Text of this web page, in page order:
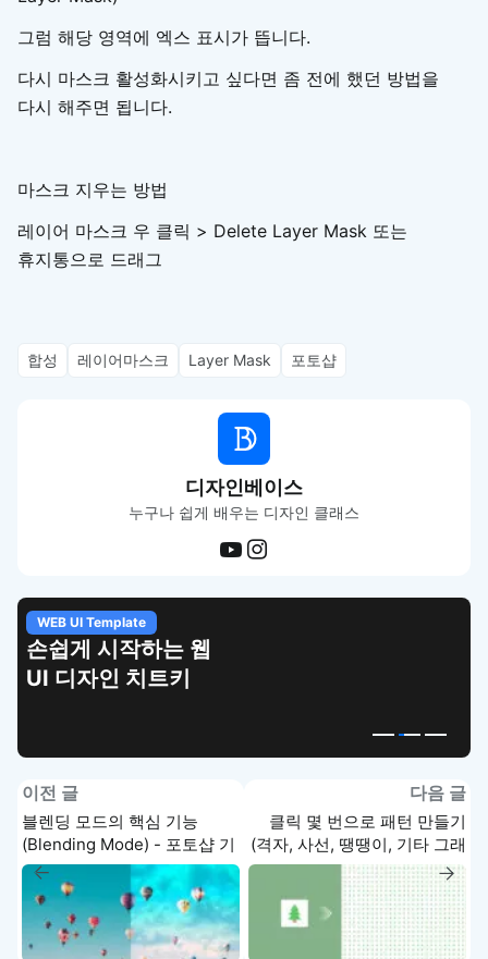
그럼 해당 영역에 엑스 표시가 뜹니다.
다시 마스크 활성화시키고 싶다면 좀 전에 했던 방법을
다시 해주면 됩니다.
마스크 지우는 방법
레이어 마스크 우 클릭 > Delete Layer Mask 또는
휴지통으로 드래그
합성 레이어마스크 Layer Mask 포토샵
디자인베이스
누구나 쉽게 배우는 디자인 클래스
WEB UI Template
손쉽게 시작하는 웹
UI 디자인 치트키
이전 글
블렌딩 모드의 핵심 기능
(Blending Mode) - 포토샵 기
초 강좌
다음 글
클릭 몇 번으로 패턴 만들기
(격자, 사선, 땡땡이, 기타 그래
픽) - 포토샵 기초 강좌